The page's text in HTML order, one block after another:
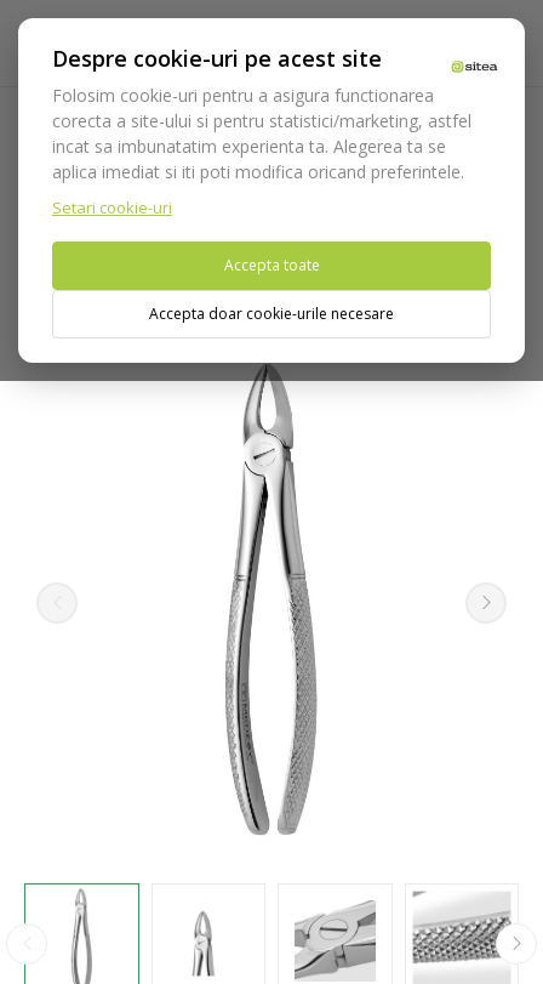
Despre cookie-uri pe acest site
Folosim cookie-uri pentru a asigura functionarea
corecta a site-ului si pentru statistici/marketing, astfel
incat sa imbunatatim experienta ta. Alegerea ta se
aplica imediat si iti poti modifica oricand preferintele.
Setari cookie-uri
Accepta toate
Accepta doar cookie-urile necesare
Acasa Instrumentar
Chirurgie si implantologie
Instrumentar extractie
Clesti Radacini
Cleste extractie
copii cod 2500/29-S
Nu puteti plasa comenzi din tara din care accesati website-ul
(United States).